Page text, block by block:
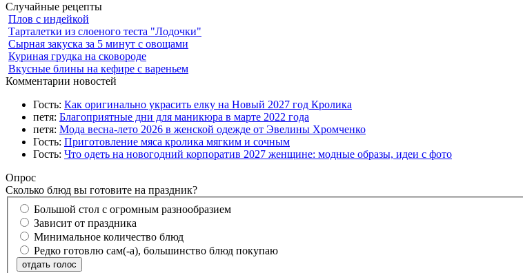
Случайные рецепты
Плов с индейкой
Тарталетки из слоеного теста "Лодочки"
Сырная закуска за 5 минут с овощами
Куриная грудка на сковороде
Вкусные блины на кефире с вареньем
Комментарии новостей
Гость: Как оригинально украсить елку на Новый 2027 год Кролика
петя: Благоприятные дни для маникюра в марте 2022 года
петя: Мода весна-лето 2026 в женской одежде от Эвелины Хромченко
Гость: Приготовление мяса кролика мягким и сочным
Гость: Что одеть на новогодний корпоратив 2027 женщине: модные образы, идеи с фото
Опрос
Сколько блюд вы готовите на праздник?
Большой стол с огромным разнообразием
Зависит от праздника
Минимальное количество блюд
Редко готовлю сам(-а), большинство блюд покупаю
отдать голос